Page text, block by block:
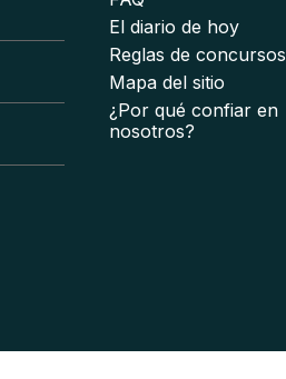
El diario de hoy
Reglas de concursos
Mapa del sitio
¿Por qué confiar en
nosotros?